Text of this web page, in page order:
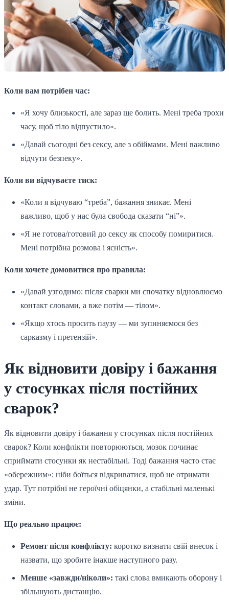
Коли вам потрібен час:
«Я хочу близькості, але зараз ще болить. Мені треба трохи
часу, щоб тіло відпустило».
«Давай сьогодні без сексу, але з обіймами. Мені важливо
відчути безпеку».
Коли ви відчуваєте тиск:
«Коли я відчуваю “треба”, бажання зникає. Мені
важливо, щоб у нас була свобода сказати “ні”».
«Я не готова/готовий до сексу як способу помиритися.
Мені потрібна розмова і ясність».
Коли хочете домовитися про правила:
«Давай узгодимо: після сварки ми спочатку відновлюємо
контакт словами, а вже потім — тілом».
«Якщо хтось просить паузу — ми зупиняємося без
сарказму і претензій».
Як відновити довіру і бажання
у стосунках після постійних
сварок?
Як відновити довіру і бажання у стосунках після постійних
сварок? Коли конфлікти повторюються, мозок починає
сприймати стосунки як нестабільні. Тоді бажання часто стає
«обережним»: ніби боїться відкриватися, щоб не отримати
удар. Тут потрібні не героїчні обіцянки, а стабільні маленькі
зміни.
Що реально працює:
Ремонт після конфлікту: коротко визнати свій внесок і
назвати, що зробите інакше наступного разу.
Менше «завжди/ніколи»: такі слова вмикають оборону і
збільшують дистанцію.